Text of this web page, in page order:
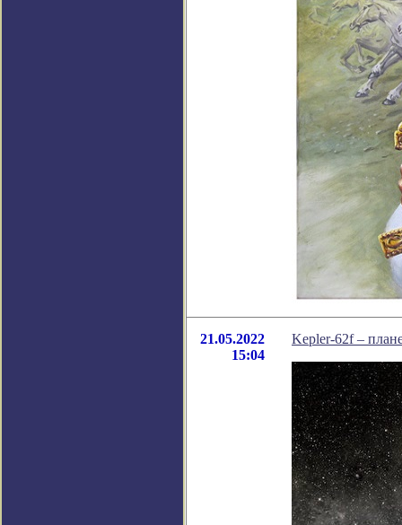
21.05.2022
15:04
Kepler-62f –